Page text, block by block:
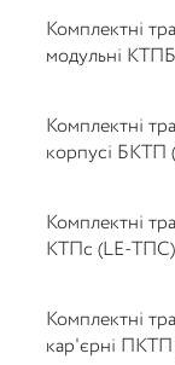
Комплектні
модульні
Комплектні
корпусі БКТП
Комплектні
КТПс (LE-ТПС)
Комплектні
кар'єрні